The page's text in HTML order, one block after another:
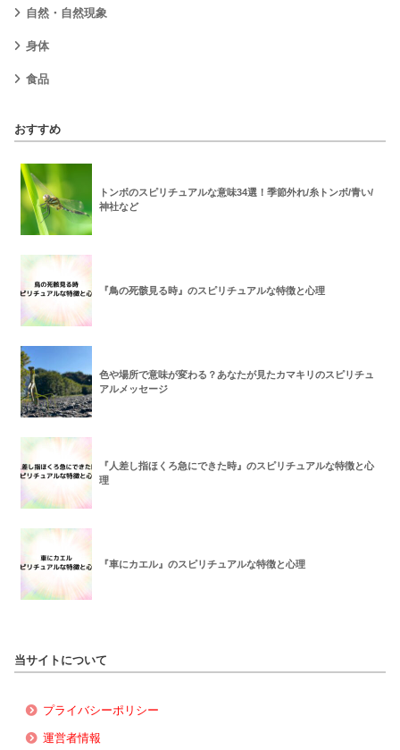
自然・自然現象
身体
食品
おすすめ
トンボのスピリチュアルな意味34選！季節外れ/糸トンボ/青い/
神社など
『鳥の死骸見る時』のスピリチュアルな特徴と心理
色や場所で意味が変わる？あなたが見たカマキリのスピリチュ
アルメッセージ
『人差し指ほくろ急にできた時』のスピリチュアルな特徴と心
理
『車にカエル』のスピリチュアルな特徴と心理
当サイトについて
プライバシーポリシー
運営者情報